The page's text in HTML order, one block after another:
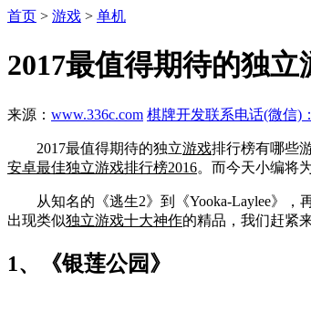
首页 > 游戏 > 单机
2017最值得期待的独
来源： www.336c.com 棋牌开发联系电话(微信)
2017最值得期待的独立游戏排行榜有哪些
安卓最佳独立游戏排行榜2016。而今天小编将
从知名的《逃生2》到《Yooka-Laylee》，再
出现类似独立游戏十大神作的精品，我们赶紧
1、《银莲公园》